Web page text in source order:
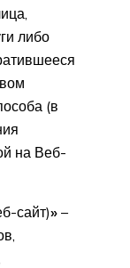
либо
(в
на Веб-
сайт)» –